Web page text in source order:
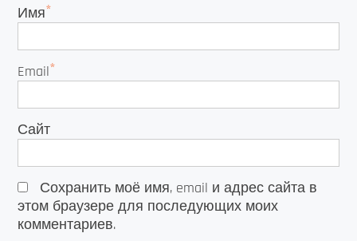
Имя*
Email*
Сайт
Сохранить моё имя, email и адрес сайта в
этом браузере для последующих моих
комментариев.